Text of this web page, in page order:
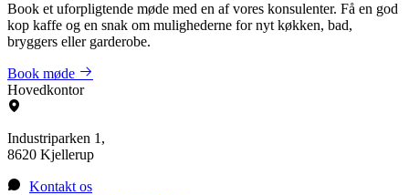
Book et uforpligtende møde med en af vores konsulenter. Få en god
kop kaffe og en snak om mulighederne for nyt køkken, bad,
bryggers eller garderobe.
Book møde
Hovedkontor
Industriparken 1,
8620 Kjellerup
Kontakt os